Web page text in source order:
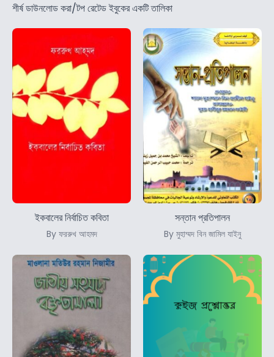
শীর্ষ ডাউনলোড করা/টপ রেটেড ইবুকের একটি তালিকা
ইকবালের নির্বাচিত কবিতা
By ফররুখ আহমদ
সন্তান প্রতিপালন
By মুহাম্মদ বিন জামিল যাইনু